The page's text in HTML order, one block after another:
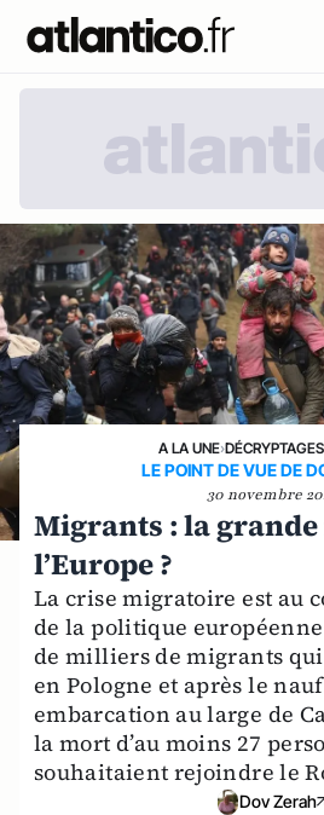
A LA UNE›DÉCRYPTAGES
LE POINT DE VUE DE
30 novembre
Migrants : la
l’Europe ?
La crise migratoire est au
de la politique
de milliers de migrants
en Pologne et après le
embarcation au large de
la mort d’au moins 27
souhaitaient rejoindre le
Dov Zerah